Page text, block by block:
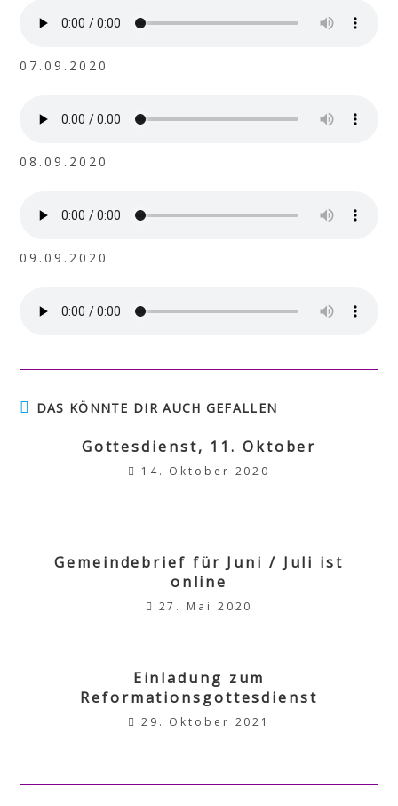
07.09.2020
08.09.2020
09.09.2020
DAS KÖNNTE DIR AUCH GEFALLEN
Gottesdienst, 11. Oktober
14. Oktober 2020
Gemeindebrief für Juni / Juli ist
online
27. Mai 2020
Einladung zum
Reformationsgottesdienst
29. Oktober 2021